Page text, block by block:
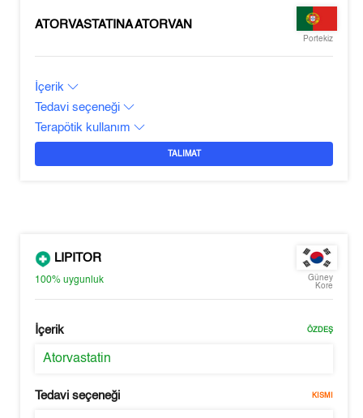
ATORVASTATINA ATORVAN
Portekiz
İçerik
Tedavi seçeneği
Terapötik kullanım
TALIMAT
LIPITOR
100%uygunluk
Güney
Kore
İçerik ÖZDEŞ
Atorvastatin
Tedavi seçeneği KISMI